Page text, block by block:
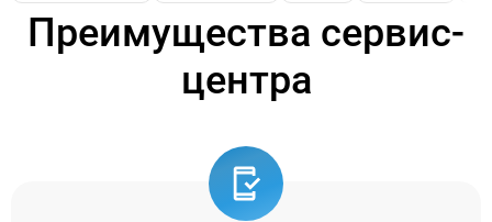
Преимущества сервис-
центра